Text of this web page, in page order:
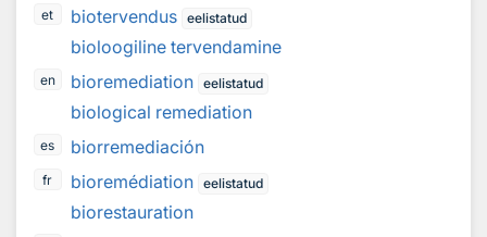
et
biotervendus eelistatud
bioloogiline tervendamine
en bioremediation eelistatud
biological remediation
es biorremediación
fr bioremédiation eelistatud
biorestauration